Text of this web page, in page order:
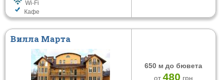
Wi-Fi
Кафе
Вилла Марта
650 м до бювета
от480 грн